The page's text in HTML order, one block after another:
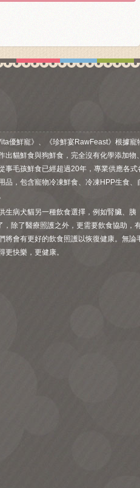
優鮮寵》、《珍鮮宴RawFeast》根據寵
出貓鮮食與狗鮮食，完全沒有化學添加物
事毛孩鮮食已經超過20年，專業供應各式
品，包含寵物冷凍鮮食、冷凍HPP生食、
生病犬貓另一種飲食選擇，例如腎臟、胰
除了醫療照護之外，更需要飲食協助，
將會有更好的飲食照護以恢復健康。無論
更快樂，更健康。